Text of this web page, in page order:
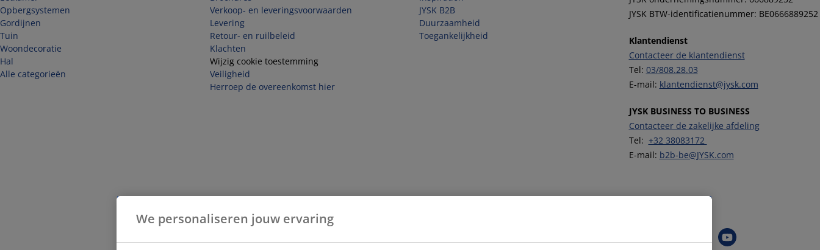
Opbergsystemen
Gordijnen
Tuin
Woondecoratie
Hal
Alle categorieën
Verkoop- en leveringsvoorwaarden
Levering
Retour- en ruilbeleid
Klachten
Wijzig cookie toestemming
Veiligheid
Herroep de overeenkomst hier
JYSK B2B
Duurzaamheid
Toegankelijkheid
JYSK BTW-identificatienummer: BE0666889252
Klantendienst
Contacteer de klantendienst
Tel: 03/808.28.03
E-mail: klantendienst@jysk.com
JYSK BUSINESS TO BUSINESS
Contacteer de zakelijke afdeling
Tel: +32 38083172
E-mail: b2b-be@JYSK.com
We personaliseren jouw ervaring